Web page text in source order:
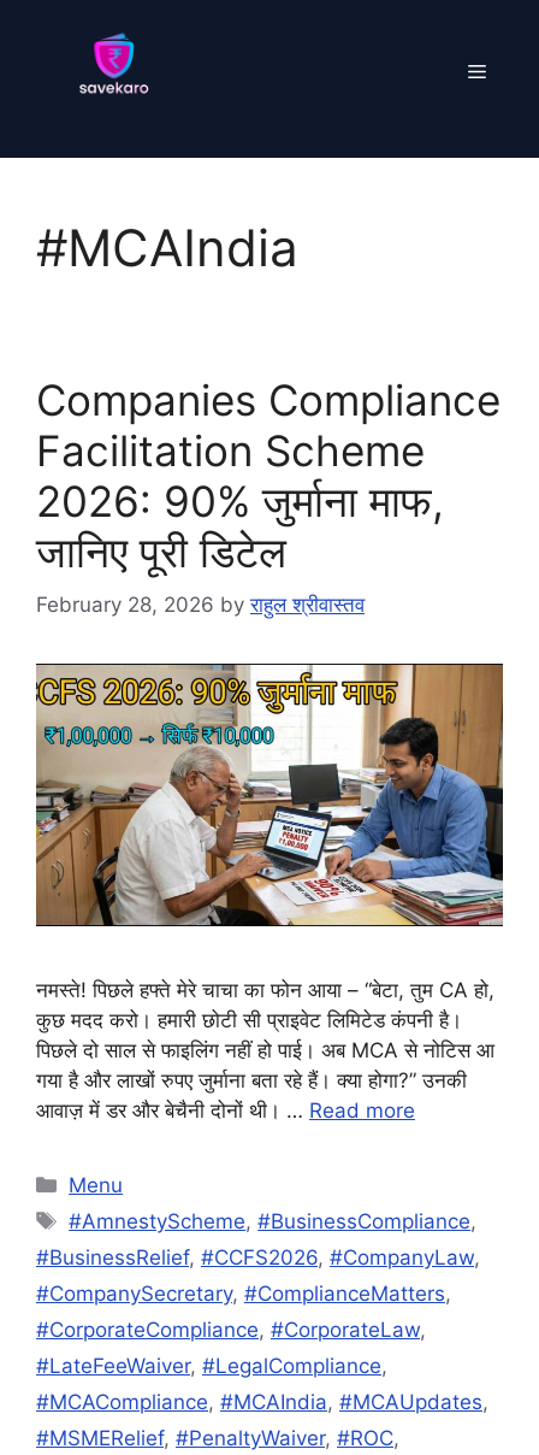
Menu
#MCAIndia
Companies Compliance
Facilitation Scheme
2026: 90% जुर्माना माफ,
जानिए पूरी डिटेल
February 28, 2026 byराहुल श्रीवास्तव
नमस्ते! पिछले हफ्ते मेरे चाचा का फोन आया – “बेटा, तुम CA हो,
कुछ मदद करो। हमारी छोटी सी प्राइवेट लिमिटेड कंपनी है।
पिछले दो साल से फाइलिंग नहीं हो पाई। अब MCA से नोटिस आ
गया है और लाखों रुपए जुर्माना बता रहे हैं। क्या होगा?” उनकी
आवाज़ में डर और बेचैनी दोनों थी। … Read more
Categories
Menu
Tags
#AmnestyScheme,#BusinessCompliance,
#BusinessRelief, #CCFS2026, #CompanyLaw,
#CompanySecretary, #ComplianceMatters,
#CorporateCompliance, #CorporateLaw,
#LateFeeWaiver, #LegalCompliance,
#MCACompliance, #MCAIndia, #MCAUpdates,
#MSMERelief, #PenaltyWaiver, #ROC,